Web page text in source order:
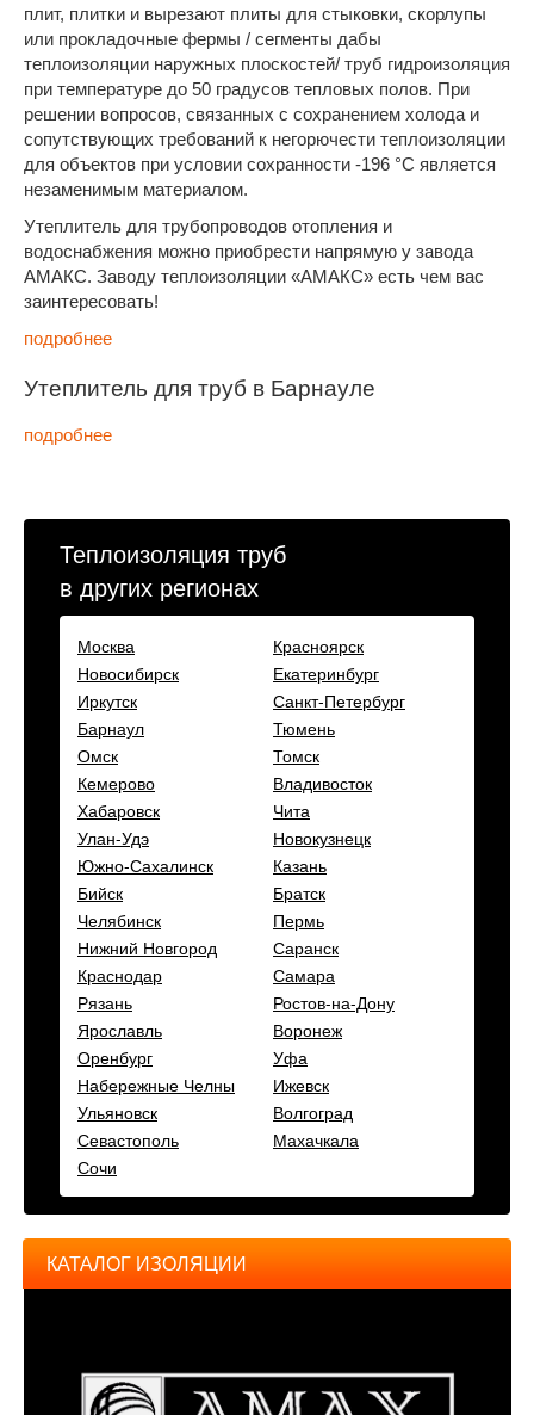
плит, плитки и вырезают плиты для стыковки, скорлупы
или прокладочные фермы / сегменты дабы
теплоизоляции наружных плоскостей/ труб гидроизоляция
при температуре до 50 градусов тепловых полов. При
решении вопросов, связанных с сохранением холода и
сопутствующих требований к негорючести теплоизоляции
для объектов при условии сохранности -196 °С является
незаменимым материалом.
Утеплитель для трубопроводов отопления и
водоснабжения можно приобрести напрямую у завода
АМАКС. Заводу теплоизоляции «АМАКС» есть чем вас
заинтересовать!
подробнее
Утеплитель для труб в Барнауле
подробнее
Теплоизоляция труб
в других регионах
Москва
Красноярск
Новосибирск
Екатеринбург
Иркутск
Санкт-Петербург
Барнаул
Тюмень
Омск
Томск
Кемерово
Владивосток
Хабаровск
Чита
Улан-Удэ
Новокузнецк
Южно-Сахалинск
Казань
Бийск
Братск
Челябинск
Пермь
Нижний Новгород
Саранск
Краснодар
Самара
Рязань
Ростов-на-Дону
Ярославль
Воронеж
Оренбург
Уфа
Набережные Челны
Ижевск
Ульяновск
Волгоград
Севастополь
Махачкала
Сочи
КАТАЛОГ ИЗОЛЯЦИИ